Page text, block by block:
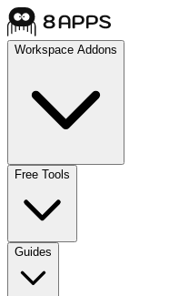
Workspace Addons
Free Tools
Guides